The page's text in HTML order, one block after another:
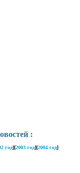
:
год][2003 год][2004 год]